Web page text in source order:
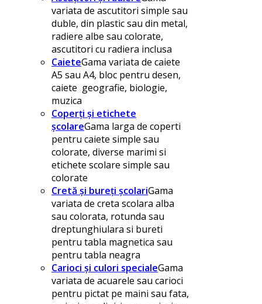
variata de ascutitori simple sau
duble, din plastic sau din metal,
radiere albe sau colorate,
ascutitori cu radiera inclusa
CaieteGama variata de caiete
A5 sau A4, bloc pentru desen,
caiete geografie, biologie,
muzica
Coperți și etichete
școlareGama larga de coperti
pentru caiete simple sau
colorate, diverse marimi si
etichete scolare simple sau
colorate
Cretă și bureți școlariGama
variata de creta scolara alba
sau colorata, rotunda sau
dreptunghiulara si bureti
pentru tabla magnetica sau
pentru tabla neagra
Carioci și culori specialeGama
variata de acuarele sau carioci
pentru pictat pe maini sau fata,